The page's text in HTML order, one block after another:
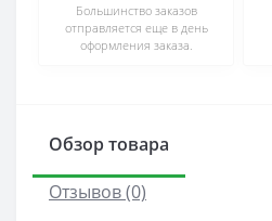
Большинство заказов
отправляется еще в день
оформления заказа.
Обзор товара
Отзывов (0)